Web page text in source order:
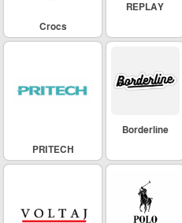
REPLAY
Crocs
Borderline
PRITECH